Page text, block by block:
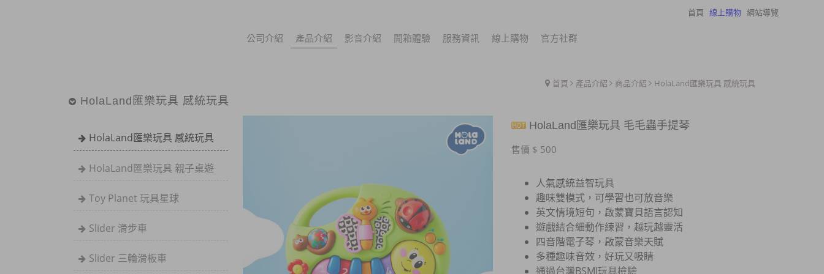
首頁 線上購物 網站導覽
公司介紹 產品介紹 影音介紹 開箱體驗 服務資訊 線上購物 官方社群
首頁 產品介紹 商品介紹 HolaLand匯樂玩具 感統玩具
HolaLand匯樂玩具 感統玩具
HolaLand匯樂玩具 感統玩具
HolaLand匯樂玩具 親子桌遊
Toy Planet 玩具星球
Slider 滑步車
Slider 三輪滑板車
HolaLand匯樂玩具 毛毛蟲手提琴
售價 $ 500
人氣感統益智玩具
趣味雙模式，可學習也可放音樂
英文情境短句，啟蒙寶貝語言認知
遊戲結合細動作練習，越玩越靈活
四音階電子琴，啟蒙音樂天賦
多種趣味音效，好玩又吸睛
通過台灣BSMI玩具檢驗